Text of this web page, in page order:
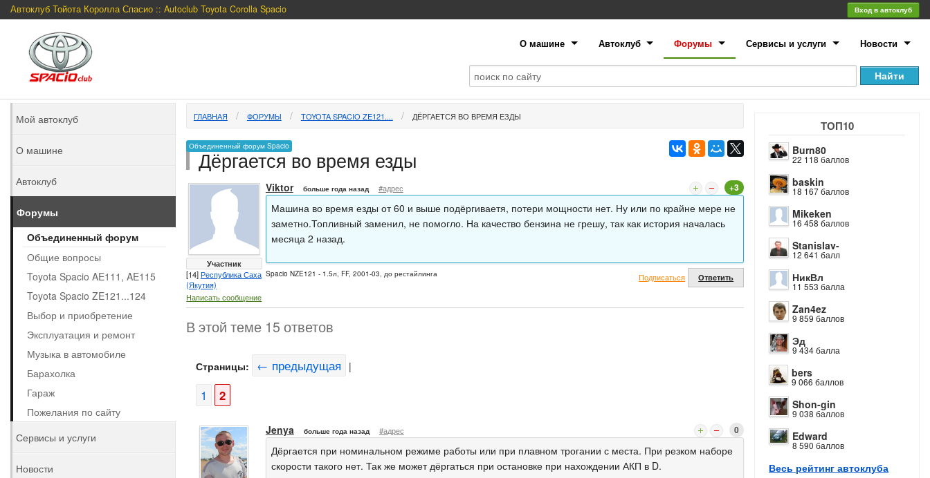
Автоклуб Тойота Королла Спасио :: Autoclub Toyota Corolla Spacio Вход в автоклуб
О машине Автоклуб Форумы Сервисы и услуги Новости
ТОП10
Burn80
22 118 баллов
baskin
18 167 баллов
Mikeken
16 458 баллов
Stanislav-
12 641 балл
НикВл
11 553 балла
Zan4ez
9 859 баллов
Эд
9 434 балла
bers
9 066 баллов
Shon-gin
9 038 баллов
Edward
8 590 баллов
Весь рейтинг автоклуба
ГЛАВНАЯ ФОРУМЫ TOYOTA SPACIO ZE121.... ДЁРГАЕТСЯ ВО ВРЕМЯ ЕЗДЫ
Объединенный форум Spacio
Дёргается во время езды
Участник
[14]Республика Саха
(Якутия)
Написать сообщение
Viktor больше года назад #адрес +3
Машина во время езды от 60 и выше подёргиваетя, потери мощности нет. Ну или по крайне мере не
заметно.Топливный заменил, не помогло. На качество бензина не грешу, так как история началась
месяца 2 назад.
Spacio NZE121 - 1.5л, FF, 2001-03, до рестайлинга Подписаться Ответить
В этой теме 15 ответов
Страницы: ← предыдущая |
1 2
Jenya больше года назад #адрес 0
Дёргается при номинальном режиме работы или при плавном трогании с места. При резком наборе
скорости такого нет. Так же может дёргаться при остановке при нахождении АКП в D.
Мой автоклуб
О машине
Автоклуб
Форумы
Объединенный форум
Общие вопросы
Toyota Spacio AE111, AE115
Toyota Spacio ZE121...124
Выбор и приобретение
Эксплуатация и ремонт
Музыка в автомобиле
Барахолка
Гараж
Пожелания по сайту
Сервисы и услуги
Новости